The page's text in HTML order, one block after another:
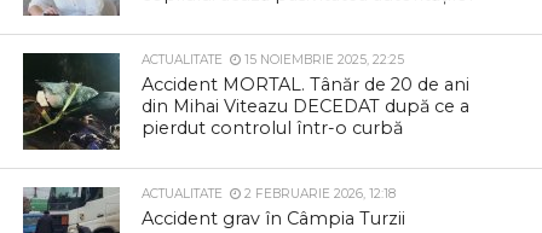
ACTUALITATE 15 NOIEMBRIE 2025, 22:25
Accident MORTAL. Tânăr de 20 de ani
din Mihai Viteazu DECEDAT după ce a
pierdut controlul într-o curbă
ACTUALITATE 2 FEBRUARIE 2026, 12:18
Accident grav în Câmpia Turzii